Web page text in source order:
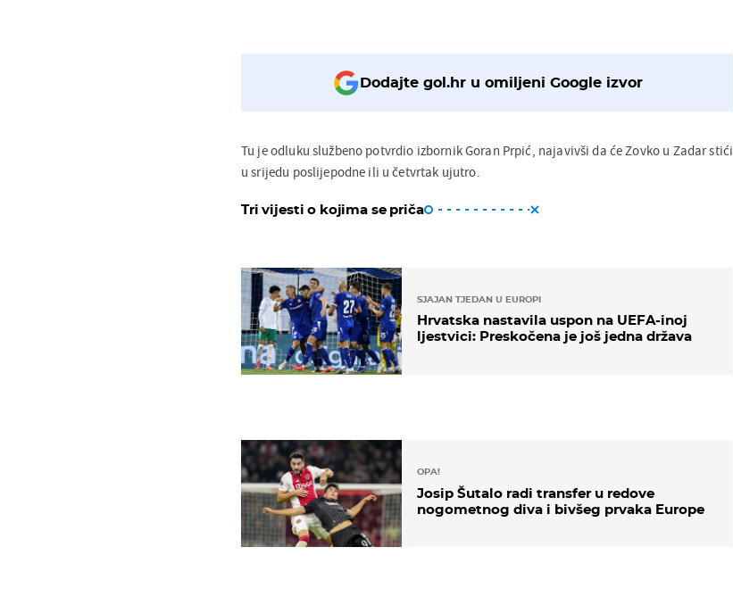
Dodajte gol.hr u omiljeni Google izvor
Tu je odluku službeno potvrdio izbornik Goran Prpić, najavivši da će Zovko u Zadar stići
u srijedu poslijepodne ili u četvrtak ujutro.
Tri vijesti o kojima se priča
SJAJAN TJEDAN U EUROPI
Hrvatska nastavila uspon na UEFA-inoj
ljestvici: Preskočena je još jedna država
OPA!
Josip Šutalo radi transfer u redove
nogometnog diva i bivšeg prvaka Europe